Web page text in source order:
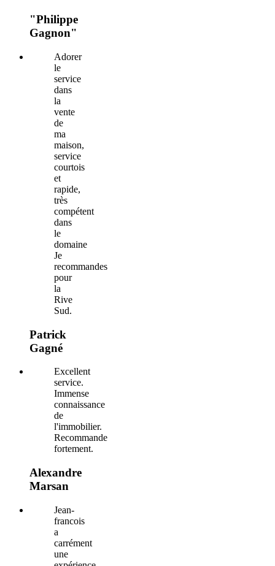
"Philippe
Gagnon"
Adorer
le
service
dans
la
vente
de
ma
maison,
service
courtois
et
rapide,
très
compétent
dans
le
domaine
Je
recommandes
pour
la
Rive
Sud.
Patrick
Gagné
Excellent
service.
Immense
connaissance
de
l'immobilier.
Recommande
fortement.
Alexandre
Marsan
Jean-
francois
a
carrément
une